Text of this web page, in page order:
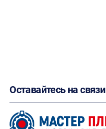
Оставайтесь на связи